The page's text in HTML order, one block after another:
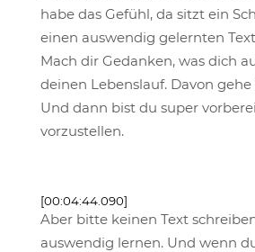
habe das Gefühl, da sitzt ein
einen auswendig gelernten
Mach dir Gedanken, was dich
deinen Lebenslauf. Davon gehe
Und dann bist du super
vorzustellen.
[00:04:44.090]
Aber bitte keinen Text
auswendig lernen. Und wenn